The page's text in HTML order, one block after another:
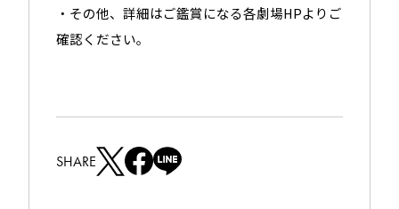
・その他、詳細はご鑑賞になる各劇場HPよりご
確認ください。
SHARE
T
F